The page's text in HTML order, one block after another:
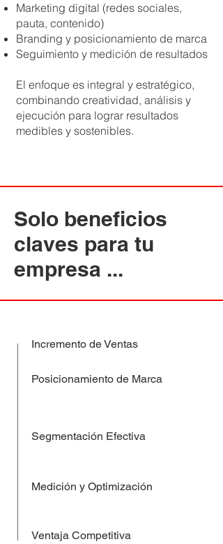
Marketing digital (redes sociales,
pauta, contenido)
Branding y posicionamiento de marca
Seguimiento y medición de resultados
El enfoque es integral y estratégico,
combinando creatividad, análisis y
ejecución para lograr resultados
medibles y sostenibles.
Solo beneficios
claves para tu
empresa ...
Incremento de Ventas
Posicionamiento de Marca
Segmentación Efectiva
Medición y Optimización
Ventaja Competitiva